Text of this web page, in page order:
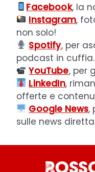
Facebook, la
Instagram,
non solo!
Spotify, per
podcast in cuffia.
YouTube, per
LinkedIn,
offerte e
Google News,
sulle news